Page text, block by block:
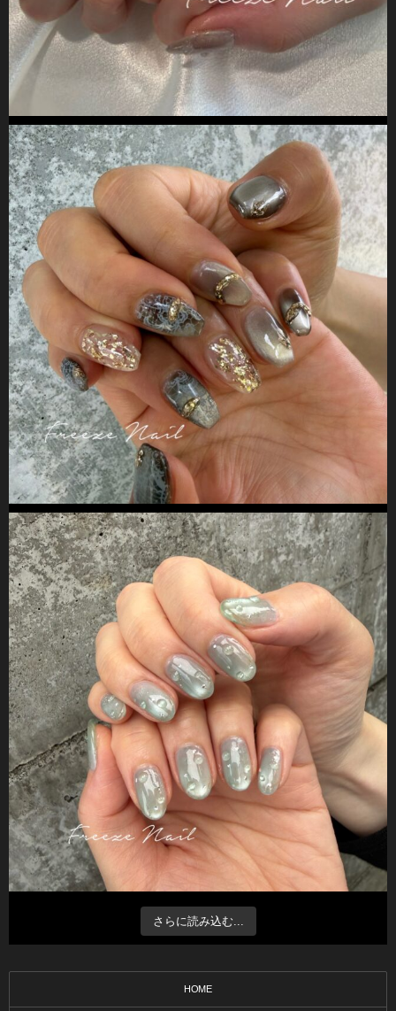
さらに読み込む...
HOME